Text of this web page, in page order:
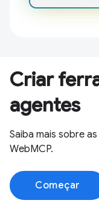
Criar
agentes
Saiba mais sobre
WebMCP.
Começar